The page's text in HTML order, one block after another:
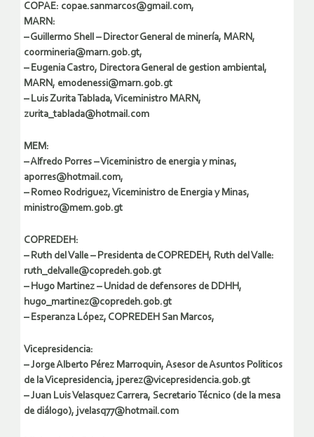
COPAE: copae.sanmarcos@gmail.com,
MARN:
– Guillermo Shell – Director General de minería, MARN,
coormineria@marn.gob.gt,
– Eugenia Castro, Directora General de gestion ambiental,
MARN, emodenessi@marn.gob.gt
– Luis Zurita Tablada, Viceministro MARN,
zurita_tablada@hotmail.com
MEM:
– Alfredo Porres – Viceministro de energia y minas,
aporres@hotmail.com,
– Romeo Rodriguez, Viceministro de Energia y Minas,
ministro@mem.gob.gt
COPREDEH:
– Ruth del Valle – Presidenta de COPREDEH, Ruth del Valle:
ruth_delvalle@copredeh.gob.gt
– Hugo Martinez – Unidad de defensores de DDHH,
hugo_martinez@copredeh.gob.gt
– Esperanza López, COPREDEH San Marcos,
Vicepresidencia:
– Jorge Alberto Pérez Marroquin, Asesor de Asuntos Politicos
de la Vicepresidencia, jperez@vicepresidencia.gob.gt
– Juan Luis Velasquez Carrera, Secretario Técnico (de la mesa
de diálogo), jvelasq77@hotmail.com